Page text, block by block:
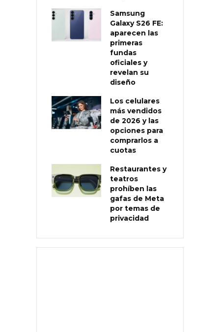
Samsung
Galaxy S26 FE:
aparecen las
primeras
fundas
oficiales y
revelan su
diseño
Los celulares
más vendidos
de 2026 y las
opciones para
comprarlos a
cuotas
Restaurantes y
teatros
prohíben las
gafas de Meta
por temas de
privacidad